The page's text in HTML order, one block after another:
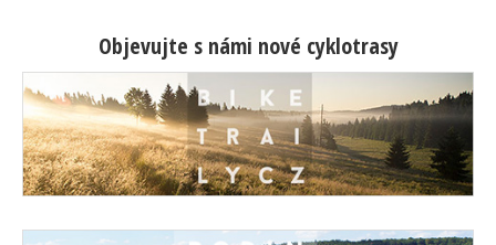
Objevujte s námi nové cyklotrasy